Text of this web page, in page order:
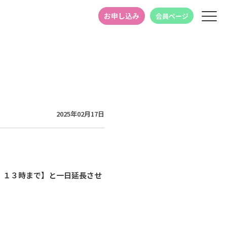
お申し込み 会員ページ
2025年02月17日
３時まで】と一日延長させ